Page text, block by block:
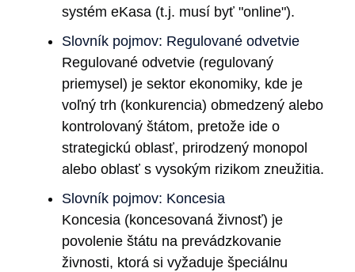
systém eKasa (t.j. musí byť "online").
Slovník pojmov: Regulované odvetvie
Regulované odvetvie (regulovaný
priemysel) je sektor ekonomiky, kde je
voľný trh (konkurencia) obmedzený alebo
kontrolovaný štátom, pretože ide o
strategickú oblasť, prirodzený monopol
alebo oblasť s vysokým rizikom zneužitia.
Slovník pojmov: Koncesia
Koncesia (koncesovaná živnosť) je
povolenie štátu na prevádzkovanie
živnosti, ktorá si vyžaduje špeciálnu